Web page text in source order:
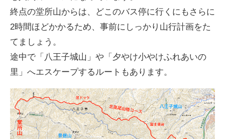
終点の堂所山からは、どこのバス停に行くにもさらに
2時間ほどかかるため、事前にしっかり山行計画をた
てましょう。
途中で「八王子城山」や「夕やけ小やけふれあいの
里」へエスケープするルートもあります。